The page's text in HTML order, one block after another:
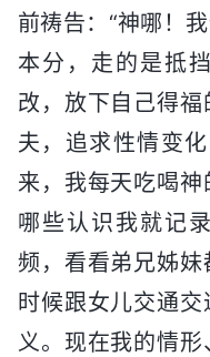
前祷告：“神哪！
本分，走的是抵
改，放下自己得
夫，追求性情变
来，我每天吃喝
哪些认识我就记
频，看看弟兄姊
时候跟女儿交通
义。现在我的情